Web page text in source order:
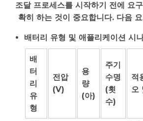
조달 프로세스를 시작하기 전에 요
확히 하는 것이 중요합니다. 다음
배터리 유형 및 애플리케이션 시
배
터
리
유
형
전압
(V)
용
량
(아)
주기
수명
(횟
수)
적
오